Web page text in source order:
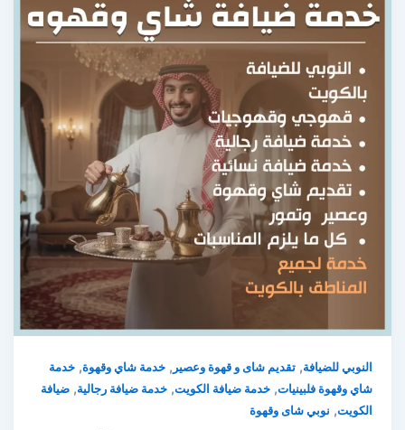
النوبي للضيافة,تقديم شاى و قهوة وعصير, خدمة شاي وقهوة,خدمة
شاي وقهوة فلبينيات,خدمة ضيافة الكويت,خدمة ضيافة رجالية,ضيافة
الكويت,نوبي شاى وقهوة